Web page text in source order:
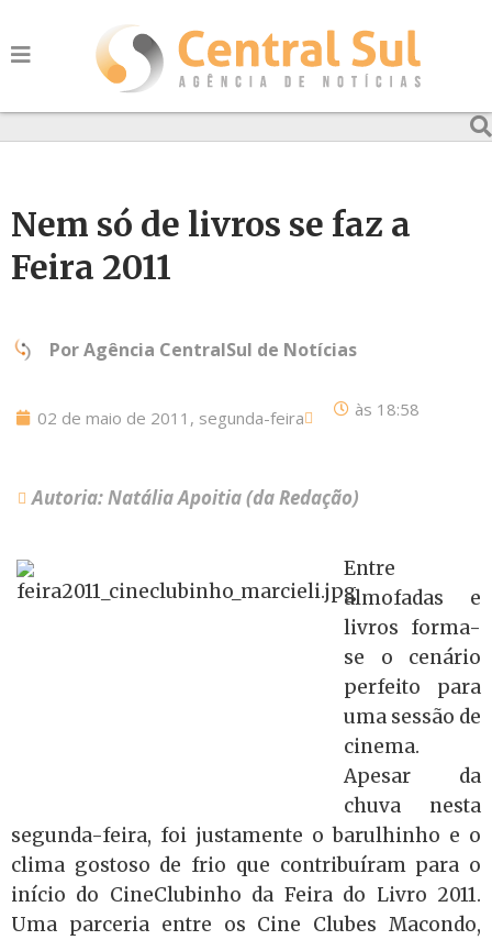
Nem só de livros se faz a
Feira 2011
PorAgência CentralSul de Notícias
02 de maio de 2011, segunda-feira às 18:58
Autoria: Natália Apoitia (da Redação)
Entre
almofadas e
livros forma-
se o cenário
perfeito para
uma sessão de
cinema.
Apesar da
chuva nesta
segunda-feira, foi justamente o barulhinho e o
clima gostoso de frio que contribuíram para o
início do CineClubinho da Feira do Livro 2011.
Uma parceria entre os Cine Clubes Macondo,